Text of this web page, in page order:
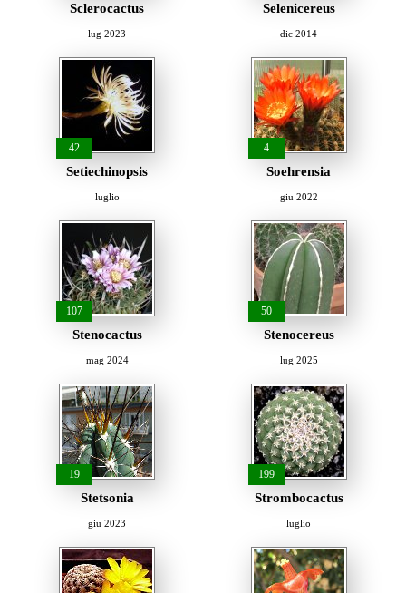
Sclerocactus
lug 2023
Selenicereus
dic 2014
42
Setiechinopsis
luglio
4
Soehrensia
giu 2022
107
Stenocactus
mag 2024
50
Stenocereus
lug 2025
19
Stetsonia
giu 2023
199
Strombocactus
luglio